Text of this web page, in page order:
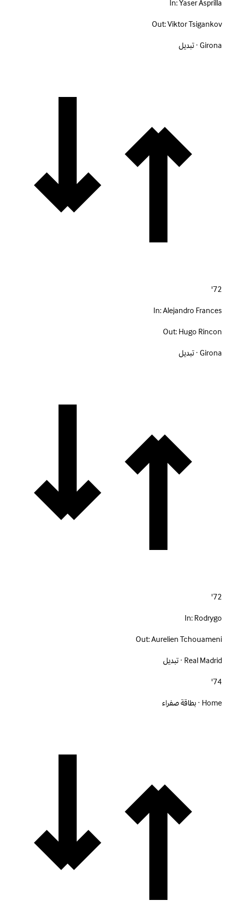
In:Yaser Asprilla
Out:Viktor Tsigankov
Girona · تبديل
72'
In:Alejandro Frances
Out:Hugo Rincon
Girona · تبديل
72'
In:Rodrygo
Out:Aurelien Tchouameni
Real Madrid · تبديل
74'
Home · بطاقة صفراء